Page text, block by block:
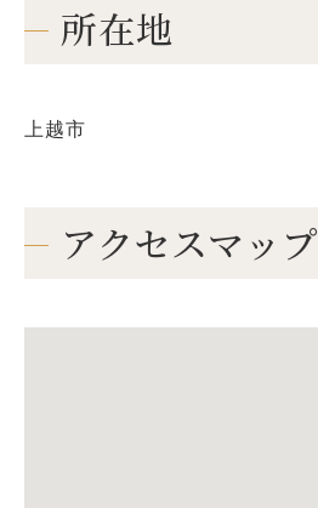
所在地
上越市
アクセスマップ